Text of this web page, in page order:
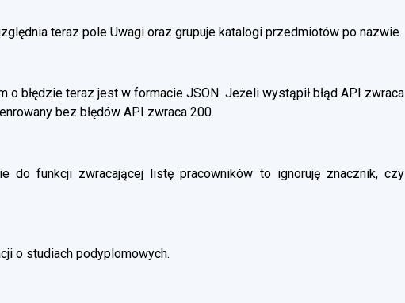
teraz pole Uwagi oraz grupuje katalogi przedmiotów po nazwie.
o błędzie teraz jest w formacie JSON. Jeżeli wystąpił błąd API zwraca
bez błędów API zwraca 200.
do funkcji zwracającej listę pracowników to ignoruję znacznik, czy
o studiach podyplomowych.